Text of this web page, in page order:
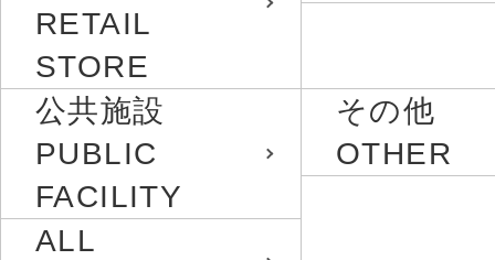
RETAIL
STORE
公共施設
PUBLIC
FACILITY
その他
OTHER
ALL